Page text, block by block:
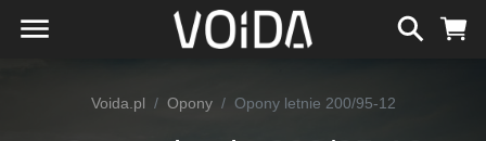
Voida.pl Opony Opony letnie 200/95-12